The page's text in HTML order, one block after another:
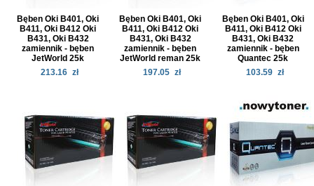
Bęben Oki B401, Oki
B411, Oki B412 Oki
B431, Oki B432
zamiennik - bęben
JetWorld 25k
213.16 zł
Bęben Oki B401, Oki
B411, Oki B412 Oki
B431, Oki B432
zamiennik - bęben
JetWorld reman 25k
197.05 zł
Bęben Oki B401, Oki
B411, Oki B412 Oki
B431, Oki B432
zamiennik - bęben
Quantec 25k
103.59 zł